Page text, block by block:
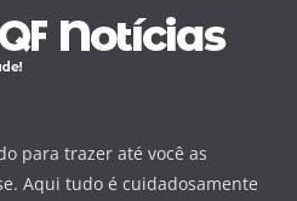
para trazer até você as
Aqui tudo é cuidadosamente